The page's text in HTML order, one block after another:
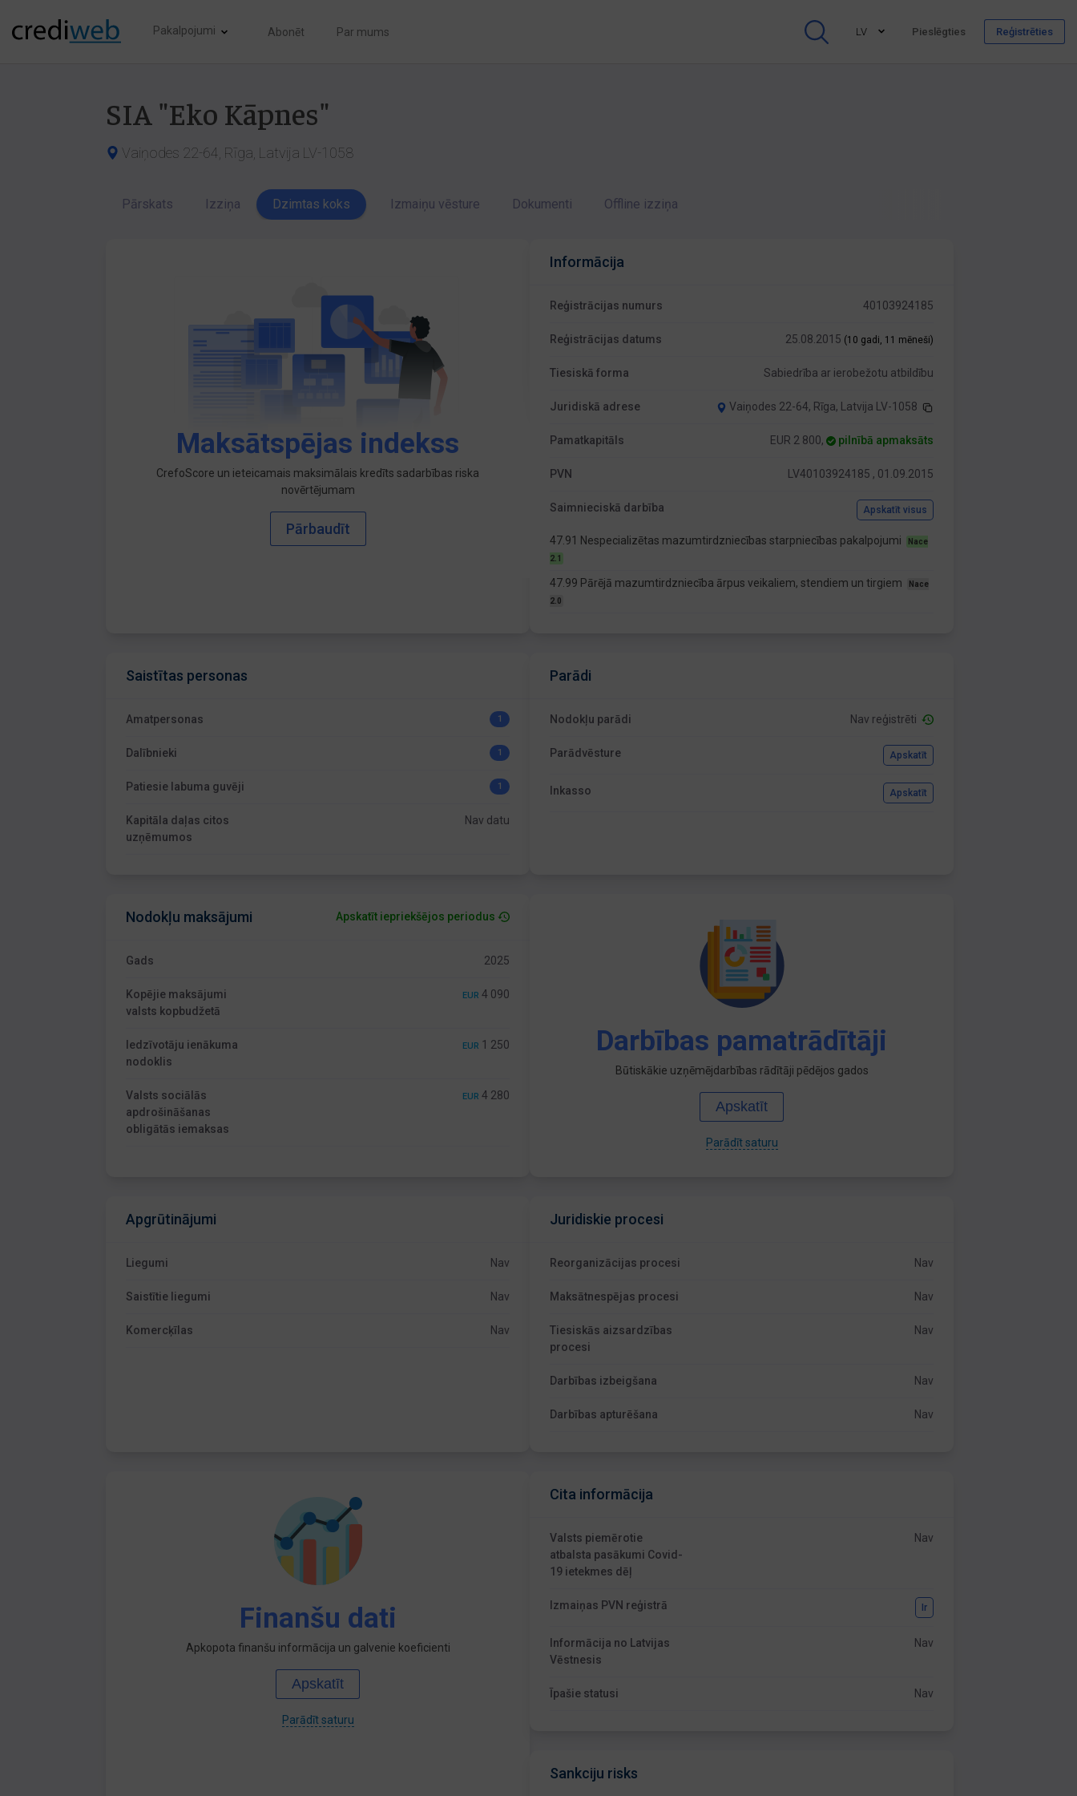
Pakalpojumi Abonēt Par mums LV Pieslēgties Reģistrēties
SIA "Eko Kāpnes"
Vaiņodes 22-64, Rīga, Latvija LV-1058
Pārskats Izziņa Dzimtas koks Izmaiņu vēsture Dokumenti Offline izziņa
Maksātspējas indekss
CrefoScore un ieteicamais maksimālais kredīts sadarbības riska
novērtējumam
Pārbaudīt
Informācija
Reģistrācijas numurs 40103924185
Reģistrācijas datums 25.08.2015 (10 gadi, 11 mēneši)
Tiesiskā forma Sabiedrība ar ierobežotu atbildību
Juridiskā adrese Vaiņodes 22-64, Rīga, Latvija LV-1058
Pamatkapitāls EUR 2 800, pilnībā apmaksāts
PVN LV40103924185 , 01.09.2015
Saimnieciskā darbība Apskatīt visus
47.91 Nespecializētas mazumtirdzniecības starpniecības pakalpojumi
Nace
2.1
47.99 Pārējā mazumtirdzniecība ārpus veikaliem, stendiem un tirgiem
Nace
2.0
Saistītas personas
Amatpersonas 1
Dalībnieki 1
Patiesie labuma guvēji 1
Kapitāla daļas citos
uzņēmumos
Nav datu
Parādi
Nodokļu parādi Nav reģistrēti
Parādvēsture Apskatīt
Inkasso Apskatīt
Nodokļu maksājumi Apskatīt iepriekšējos periodus
Gads 2025
Kopējie maksājumi
valsts kopbudžetā
EUR 4 090
Iedzīvotāju ienākuma
nodoklis
EUR 1 250
Valsts sociālās
apdrošināšanas
obligātās iemaksas
EUR 4 280
Darbības pamatrādītāji
Būtiskākie uzņēmējdarbības rādītāji pēdējos gados
Apskatīt
Parādīt saturu
Apgrūtinājumi
Liegumi Nav
Saistītie liegumi Nav
Komercķīlas Nav
Juridiskie procesi
Reorganizācijas procesi Nav
Maksātnespējas procesi Nav
Tiesiskās aizsardzības
procesi
Nav
Darbības izbeigšana Nav
Darbības apturēšana Nav
Finanšu dati
Apkopota finanšu informācija un galvenie koeficienti
Apskatīt
Parādīt saturu
Cita informācija
Valsts piemērotie
atbalsta pasākumi Covid-
19 ietekmes dēļ
Nav
Izmaiņas PVN reģistrā Ir
Informācija no Latvijas
Vēstnesis
Nav
Īpašie statusi Nav
Sankciju risks